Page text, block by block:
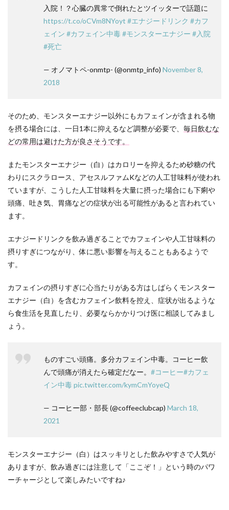
入院！？心臓の異常で倒れたとツイッターで話題に
https://t.co/oCVm8NYoyt #エナジードリンク #カフ
ェイン #カフェイン中毒#モンスターエナジー #入院
#死亡
— オノマトペ-onmtp- (@onmtp_info) November 8,
2018
そのため、モンスターエナジー以外にもカフェインが含まれる物
を摂る場合には、一日1本に抑えるなど調整が必要で、 毎日飲むな
どの常用は避けた方が良さそうです。
またモンスターエナジー（白）はカロリーを抑えるため砂糖の代
わりにスクラロース、アセスルファムKなどの人工甘味料が使われ
ていますが、こうした人工甘味料を大量に摂った場合にも下痢や
頭痛、吐き気、胃痛などの症状が出る可能性があると言われてい
ます。
エナジードリンクを飲み過ぎることでカフェインや人工甘味料の
摂りすぎにつながり、体に悪い影響を与えることもあるようで
す。
カフェインの摂りすぎに心当たりがある方はしばらくモンスター
エナジー（白）を含むカフェイン飲料を控え、症状が出るような
ら食生活を見直したり、必要ならかかりつけ医に相談してみまし
ょう。
ものすごい頭痛。多分カフェイン中毒。コーヒー飲
んで頭痛が消えたら確定だなー。 #コーヒー#カフェ
イン中毒pic.twitter.com/kymCmYoyeQ
— コーヒー部・部長 (@coffeeclubcap) March 18,
2021
モンスターエナジー（白）はスッキリとした飲みやすさで人気が
ありますが、飲み過ぎには注意して「ここぞ！」という時のパワ
ーチャージとして楽しみたいですね♪